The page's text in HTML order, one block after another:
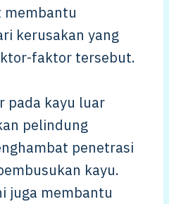
membantu
kerusakan yang
faktor tersebut.
pada kayu luar
pelindung
penetrasi
kayu.
juga membantu